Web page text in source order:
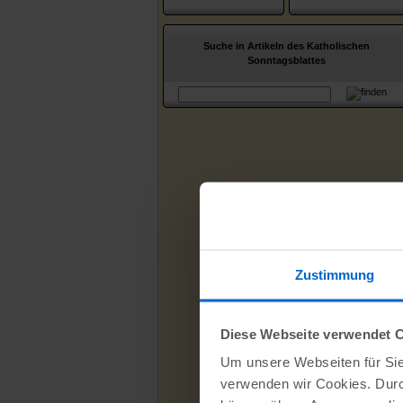
Zustimmung
Diese Webseite verwendet
Um unsere Webseiten für
verwenden wir Cookies.
Suche in Artikeln des Katholischen
Sonntagsblattes